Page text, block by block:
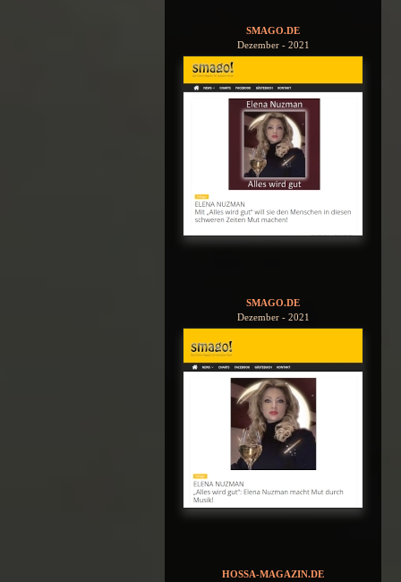
SMAGO.DE
Dezember - 2021
SMAGO.DE
Dezember - 2021
HOSSA-MAGAZIN.DE